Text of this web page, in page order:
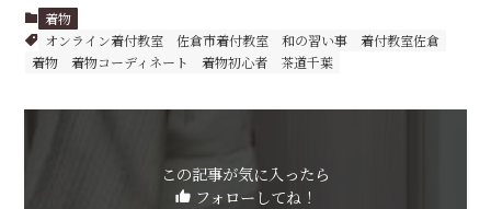
着物
オンライン着付教室
佐倉市着付教室 和の習い事
着付教室佐倉
着物
着物コーディネート 着物初心者 茶道千葉
この記事が気に入ったら
フォローしてね！